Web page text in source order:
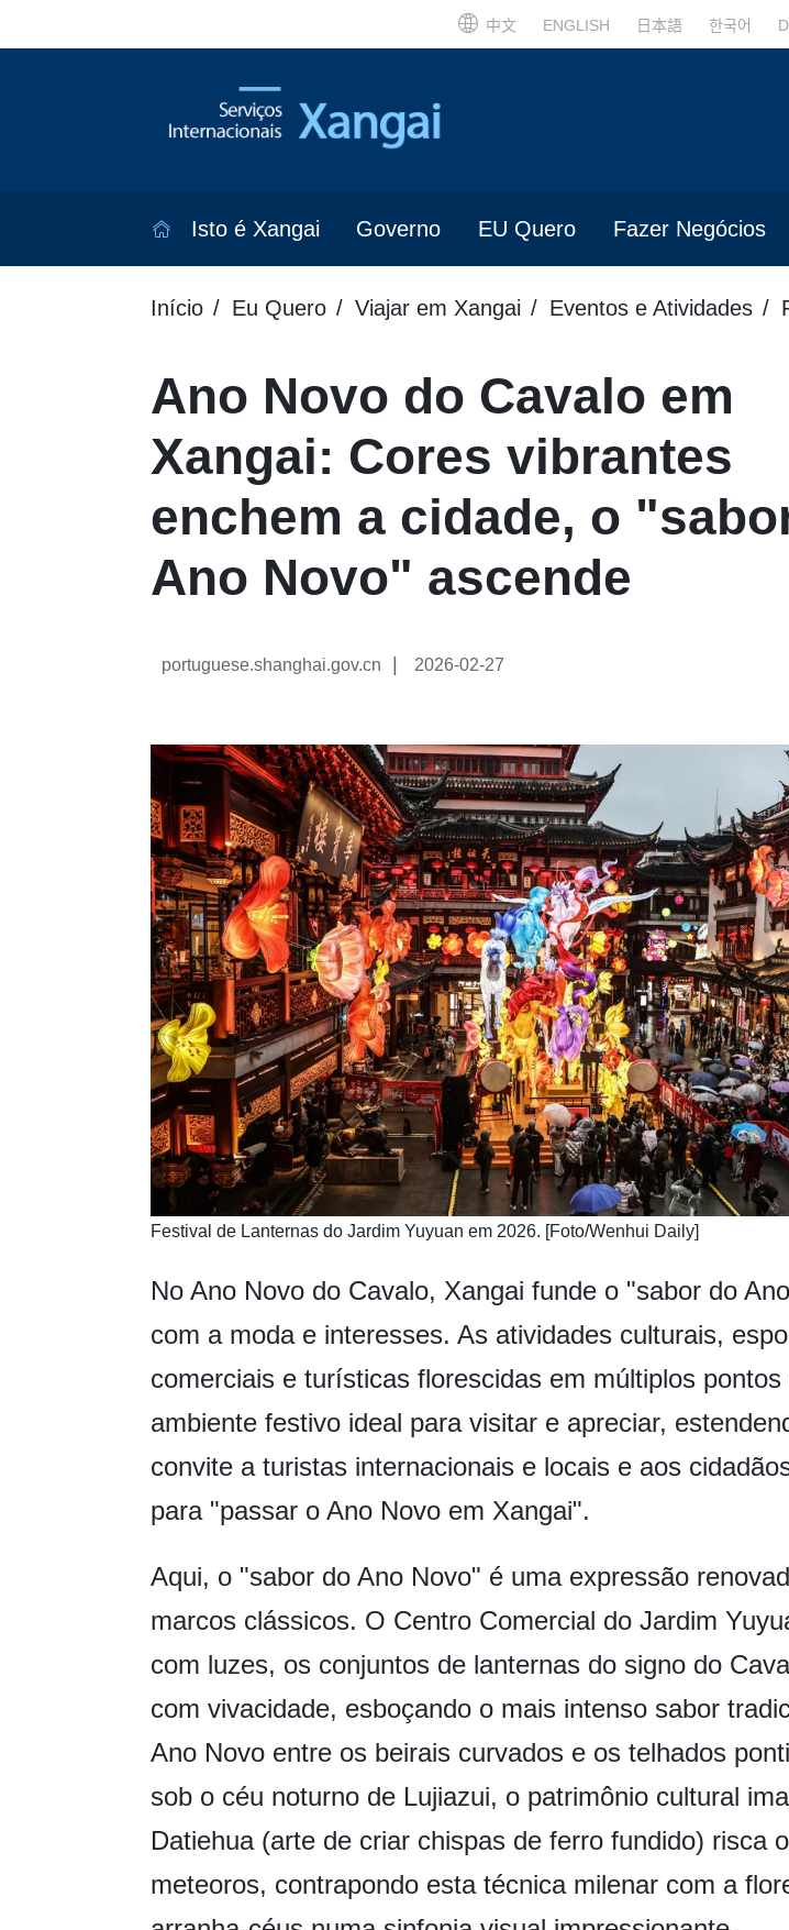
中文 ENGLISH 日本語 한국어
Isto é Xangai Governo EU Quero Fazer Negócios
Início Eu Quero Viajar em Xangai Eventos e Atividades
Ano Novo do Cavalo em
Xangai: Cores vibrantes
enchem a cidade, o
Ano Novo" ascende
portuguese.shanghai.gov.cn 2026-02-27
​Festival de Lanternas do Jardim Yuyuan em 2026. [Foto/Wenhui Daily]
No Ano Novo do Cavalo, Xangai funde o "sabor do
com a moda e interesses. As atividades culturais,
comerciais e turísticas florescidas em múltiplos pontos
ambiente festivo ideal para visitar e apreciar,
convite a turistas internacionais e locais e aos
para "passar o Ano Novo em Xangai".
Aqui, o "sabor do Ano Novo" é uma expressão
marcos clássicos. O Centro Comercial do Jardim
com luzes, os conjuntos de lanternas do signo do
com vivacidade, esboçando o mais intenso sabor
Ano Novo entre os beirais curvados e os telhados
sob o céu noturno de Lujiazui, o patrimônio cultural
Datiehua (arte de criar chispas de ferro fundido) risca
meteoros, contrapondo esta técnica milenar com a